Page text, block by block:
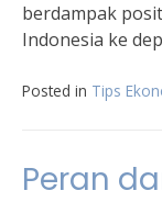
berdampak
Indonesia ke
Posted in Tips
Peran